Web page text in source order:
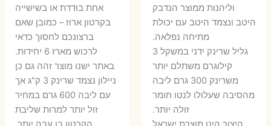
וליהנות ממוצר הנדבק
היטב ונצמד היטב עם יכולת
מתיחה נפלאה.
גליל שרינק ידני במשקל 3
קילוגרם משתלם יותר
משרינק 300 גרם ליבה
מהסיבה שעלולו לנטו חומר
זולה יותר.
אחת בודדת או בשישייה
בקרטון ארוז – כמובן שאם
ברצונכם לחסוך כדאי
לרכוש מארז 6 יחידות.
באתר ישנו מוצר זהה גם כן
ניילון נצמד שרינק 3 ק"ג אך
עם ליבה 600 גרם במחיר
זול יותר למרות שליבת